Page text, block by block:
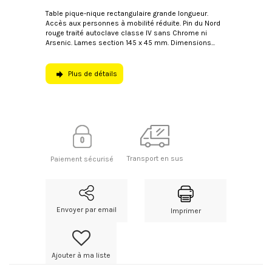
Table pique-nique rectangulaire grande longueur.
Accès aux personnes à mobilité réduite. Pin du Nord
rouge traité autoclave classe IV sans Chrome ni
Arsenic. Lames section 145 x 45 mm. Dimensions...
Plus de détails
Paiement sécurisé Transport en sus
Envoyer par email Imprimer
Ajouter à ma liste